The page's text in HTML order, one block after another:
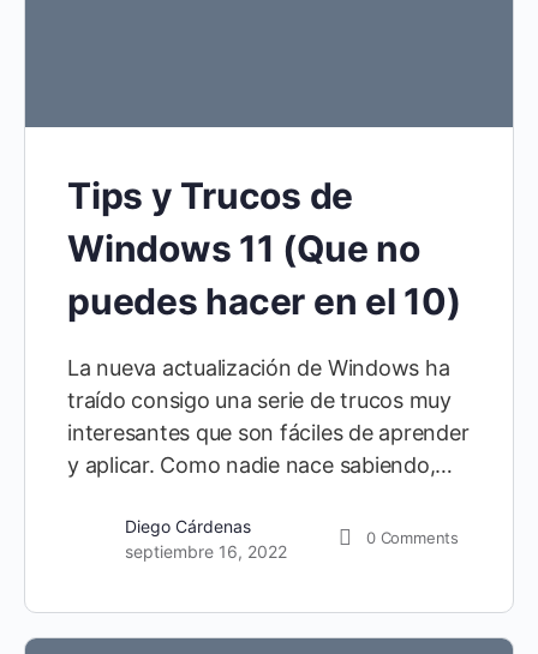
Tips y Trucos de
Windows 11 (Que no
puedes hacer en el 10)
La nueva actualización de Windows ha
traído consigo una serie de trucos muy
interesantes que son fáciles de aprender
y aplicar. Como nadie nace sabiendo,…
Diego Cárdenas
septiembre 16, 2022
0 Comments